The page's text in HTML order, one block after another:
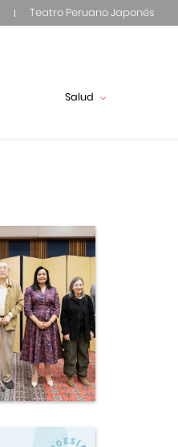
Teatro Peruano Japonés
Salud